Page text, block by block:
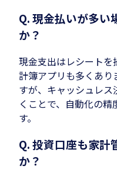
Q. 現金払いが多い
か？
現金支出はレシート
計簿アプリも多くあり
すが、キャッシュレ
くことで、自動化の
す。
Q. 投資口座も家計
か？